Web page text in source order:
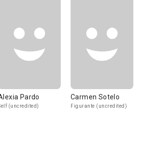
Pardo
(uncredited)
Carmen Sotelo
Figurante (uncredited)